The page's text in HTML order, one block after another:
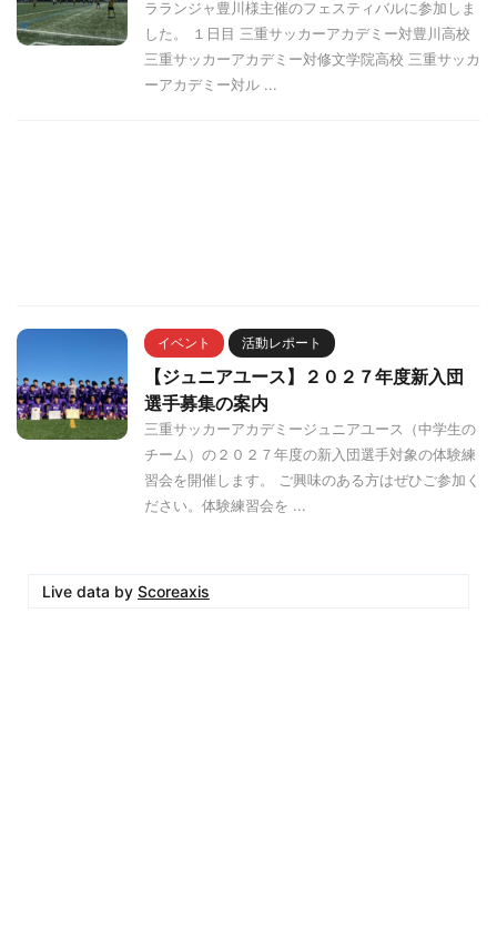
ラランジャ豊川様主催のフェスティバルに参加しま
した。 １日目 三重サッカーアカデミー対豊川高校
三重サッカーアカデミー対修文学院高校 三重サッカ
ーアカデミー対ル ...
イベント 活動レポート
【ジュニアユース】２０２７年度新入団
選手募集の案内
三重サッカーアカデミージュニアユース（中学生の
チーム）の２０２７年度の新入団選手対象の体験練
習会を開催します。 ご興味のある方はぜひご参加く
ださい。体験練習会を ...
Live data by Scoreaxis